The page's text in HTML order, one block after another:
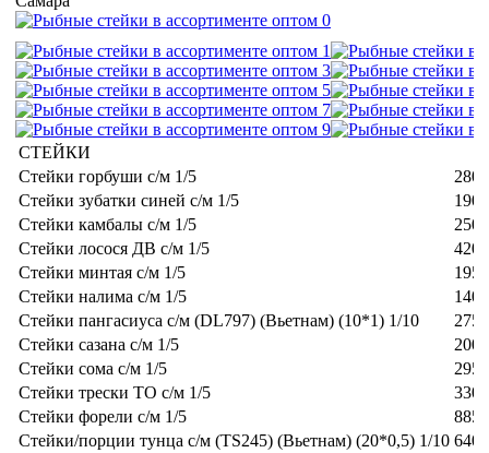
СТЕЙКИ
Стейки горбуши с/м 1/5
280
Стейки зубатки синей с/м 1/5
190
Стейки камбалы с/м 1/5
250
Стейки лосося ДВ с/м 1/5
420
Стейки минтая с/м 1/5
195
Стейки налима с/м 1/5
140
Стейки пангасиуса с/м (DL797) (Вьетнам) (10*1) 1/10
275
Стейки сазана с/м 1/5
200
Стейки сома с/м 1/5
295
Стейки трески ТО с/м 1/5
330
Стейки форели с/м 1/5
885
Стейки/порции тунца с/м (TS245) (Вьетнам) (20*0,5) 1/10 640